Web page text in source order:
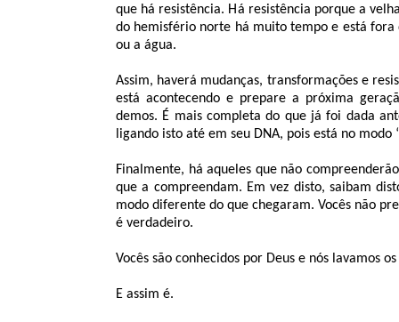
que há resistência. Há resistência porque a
do hemisfério norte há muito tempo e está
ou a água.
Assim, haverá mudanças, transformações e
está acontecendo e prepare a próxima
demos. É mais completa do que já foi dada
ligando isto até em seu DNA, pois está no
Finalmente, há aqueles que não
que a compreendam. Em vez disto, saibam
modo diferente do que chegaram. Vocês não
é verdadeiro.
Vocês são conhecidos por Deus e nós lavamos
E assim é.